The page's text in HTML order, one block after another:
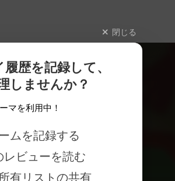
閉じる
歴を記録して、
しませんか？
マを利用中！
ムを記録する
ビューを読む
有リストの共有
新作・再入荷情報